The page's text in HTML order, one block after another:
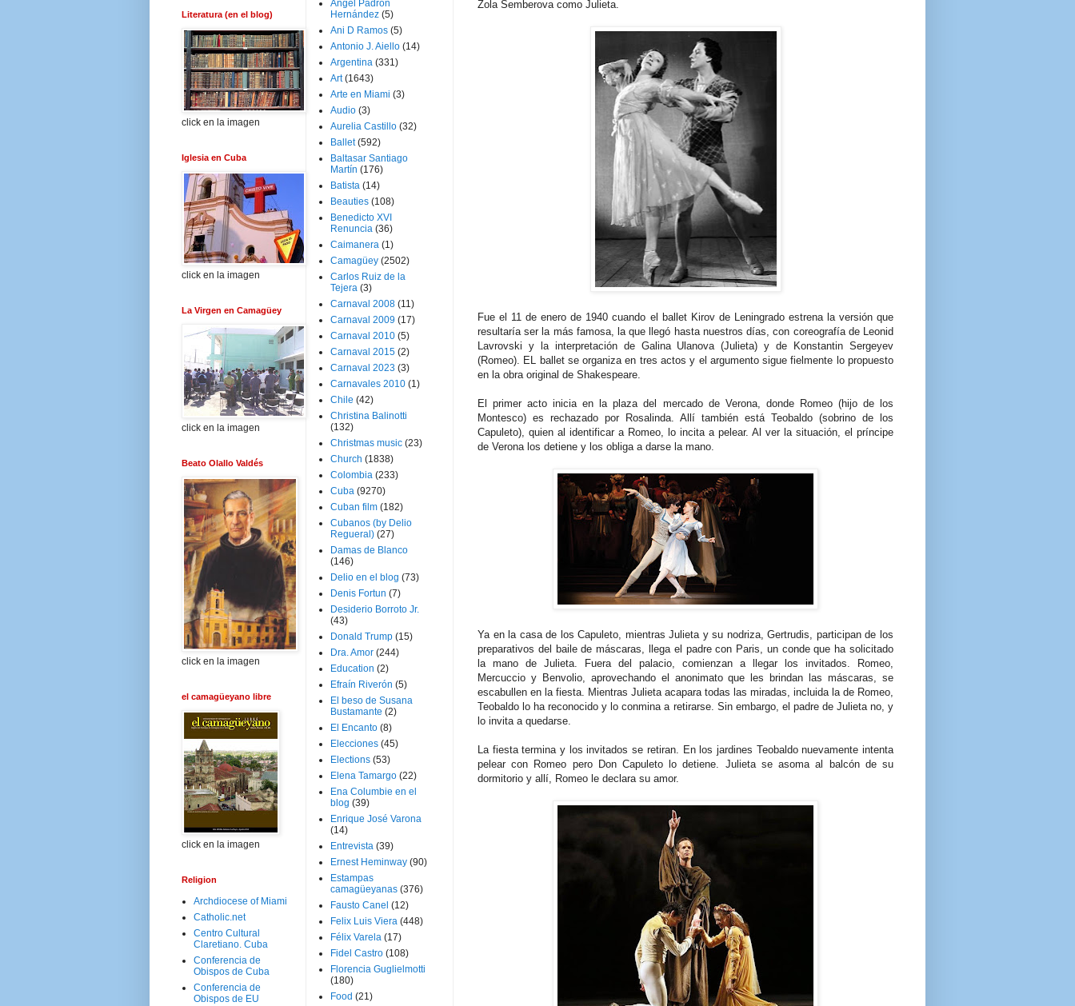
Zola Semberova como Julieta.
Fue el 11 de enero de 1940 cuando el ballet Kirov de Leningrado estrena la versión que
resultaría ser la más famosa, la que llegó hasta nuestros días, con coreografía de Leonid
Lavrovski y la interpretación de Galina Ulanova (Julieta) y de Konstantin Sergeyev
(Romeo). EL ballet se organiza en tres actos y el argumento sigue fielmente lo propuesto
en la obra original de Shakespeare.
El primer acto inicia en la plaza del mercado de Verona, donde Romeo (hijo de los
Montesco) es rechazado por Rosalinda. Allí también está Teobaldo (sobrino de los
Capuleto), quien al identificar a Romeo, lo incita a pelear. Al ver la situación, el príncipe
de Verona los detiene y los obliga a darse la mano.
Ya en la casa de los Capuleto, mientras Julieta y su nodriza, Gertrudis, participan de los
preparativos del baile de máscaras, llega el padre con Paris, un conde que ha solicitado
la mano de Julieta. Fuera del palacio, comienzan a llegar los invitados. Romeo,
Mercuccio y Benvolio, aprovechando el anonimato que les brindan las máscaras, se
escabullen en la fiesta. Mientras Julieta acapara todas las miradas, incluida la de Romeo,
Teobaldo lo ha reconocido y lo conmina a retirarse. Sin embargo, el padre de Julieta no, y
lo invita a quedarse.
La fiesta termina y los invitados se retiran. En los jardines Teobaldo nuevamente intenta
pelear con Romeo pero Don Capuleto lo detiene. Julieta se asoma al balcón de su
dormitorio y allí, Romeo le declara su amor.
Literatura (en el blog)
click en la imagen
Iglesia en Cuba
click en la imagen
La Virgen en Camagüey
click en la imagen
Beato Olallo Valdés
click en la imagen
el camagüeyano libre
click en la imagen
Religion
Archdiocese of Miami
Catholic.net
Centro Cultural
Claretiano. Cuba
Conferencia de
Obispos de Cuba
Conferencia de
Obispos de EU
Angel Padrón
Hernández (5)
Ani D Ramos (5)
Antonio J. Aiello (14)
Argentina (331)
Art (1643)
Arte en Miami (3)
Audio (3)
Aurelia Castillo (32)
Ballet (592)
Baltasar Santiago
Martín (176)
Batista (14)
Beauties (108)
Benedicto XVI
Renuncia (36)
Caimanera (1)
Camagüey (2502)
Carlos Ruiz de la
Tejera (3)
Carnaval 2008 (11)
Carnaval 2009 (17)
Carnaval 2010 (5)
Carnaval 2015 (2)
Carnaval 2023 (3)
Carnavales 2010 (1)
Chile (42)
Christina Balinotti
(132)
Christmas music (23)
Church (1838)
Colombia (233)
Cuba (9270)
Cuban film (182)
Cubanos (by Delio
Regueral) (27)
Damas de Blanco
(146)
Delio en el blog (73)
Denis Fortun (7)
Desiderio Borroto Jr.
(43)
Donald Trump (15)
Dra. Amor (244)
Education (2)
Efraín Riverón (5)
El beso de Susana
Bustamante (2)
El Encanto (8)
Elecciones (45)
Elections (53)
Elena Tamargo (22)
Ena Columbie en el
blog (39)
Enrique José Varona
(14)
Entrevista (39)
Ernest Heminway (90)
Estampas
camagüeyanas (376)
Fausto Canel (12)
Felix Luis Viera (448)
Félix Varela (17)
Fidel Castro (108)
Florencia Guglielmotti
(180)
Food (21)